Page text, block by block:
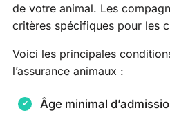
de votre animal. Les
critères spécifiques pour les
Voici les principales
l’assurance animaux :
Âge minimal